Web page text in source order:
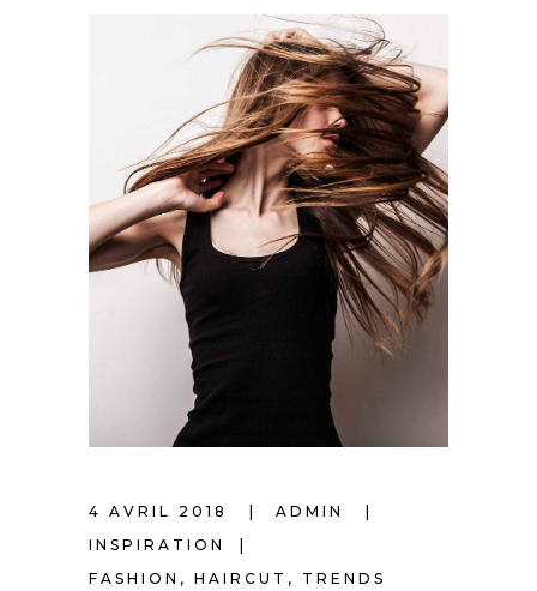
4 AVRIL 2018
ADMIN
INSPIRATION
FASHION , HAIRCUT , TRENDS